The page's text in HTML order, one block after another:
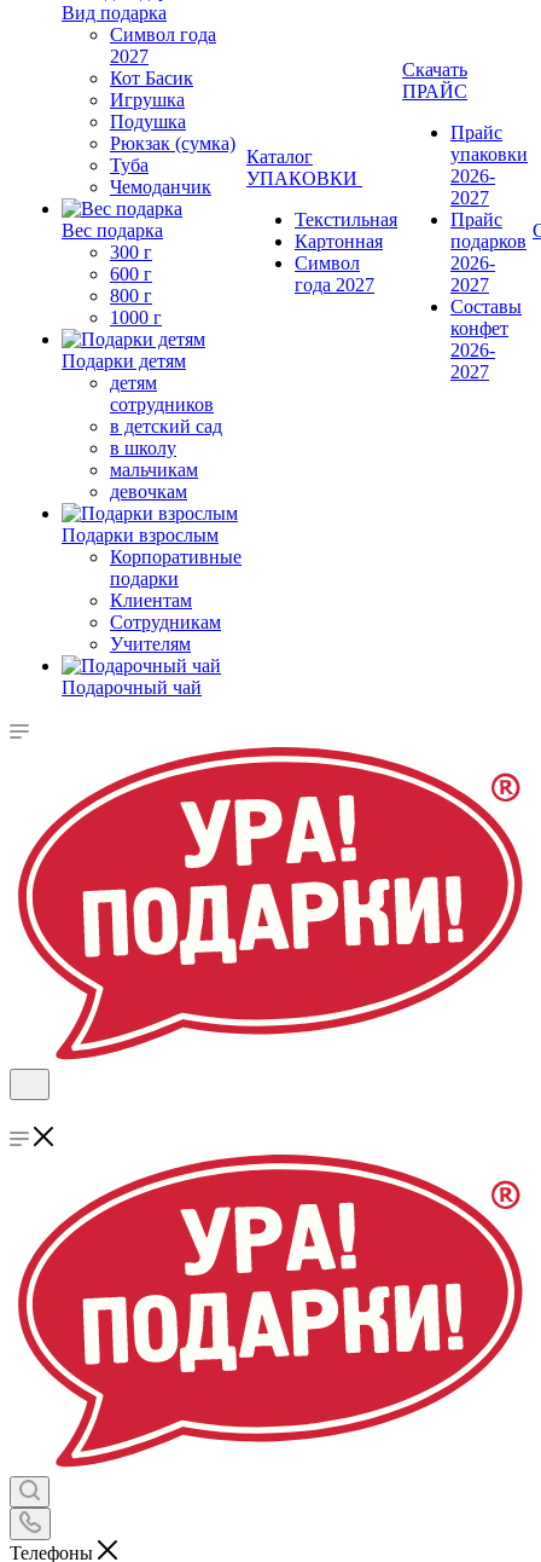
Вид подарка
Символ года
2027
Кот Басик
Игрушка
Подушка
Рюкзак (сумка)
Туба
Чемоданчик
Вес подарка
300 г
600 г
800 г
1000 г
Подарки детям
детям
сотрудников
в детский сад
в школу
мальчикам
девочкам
Подарки взрослым
Корпоративные
подарки
Клиентам
Сотрудникам
Учителям
Подарочный чай
Каталог
УПАКОВКИ
Текстильная
Картонная
Символ
года 2027
Скачать
ПРАЙС
Прайс
упаковки
2026-
2027
Прайс
подарков
2026-
2027
Составы
конфет
2026-
2027
Телефоны